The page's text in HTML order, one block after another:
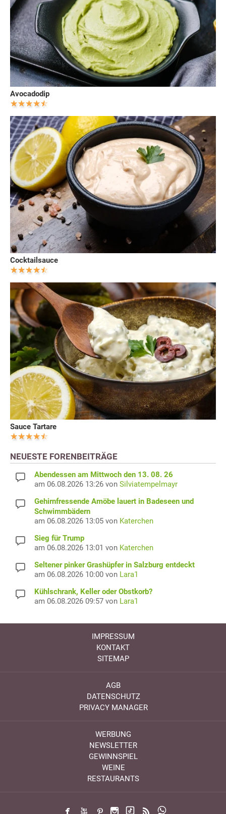
Avocadodip
Cocktailsauce
Sauce Tartare
NEUESTE FORENBEITRÄGE
Abendessen am Mittwoch den 13. 08. 26
am 06.08.2026 13:26 von Silviatempelmayr
Gehirnfressende Amöbe lauert in Badeseen und
Schwimmbädern
am 06.08.2026 13:05 von Katerchen
Sieg für Trump
am 06.08.2026 13:01 von Katerchen
Seltener pinker Grashüpfer in Salzburg entdeckt
am 06.08.2026 10:00 von Lara1
Kühlschrank, Keller oder Obstkorb?
am 06.08.2026 09:57 von Lara1
IMPRESSUM
KONTAKT
SITEMAP
AGB
DATENSCHUTZ
PRIVACY MANAGER
WERBUNG
NEWSLETTER
GEWINNSPIEL
WEINE
RESTAURANTS